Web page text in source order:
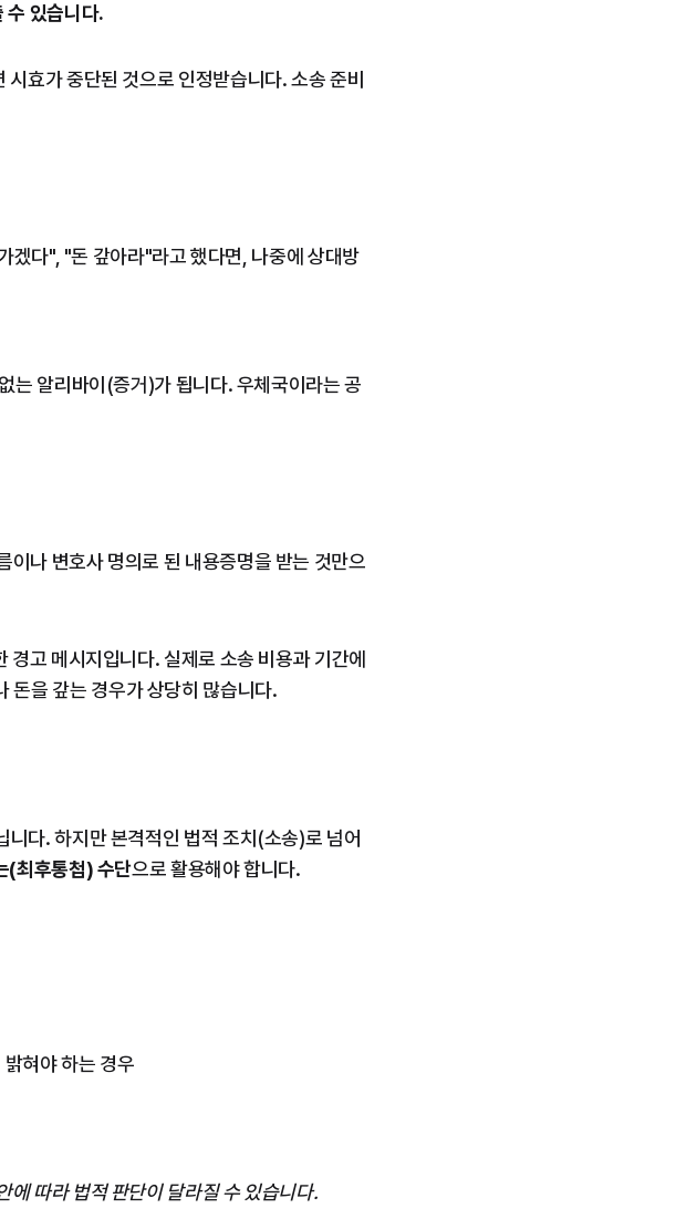
수 있습니다.
효가 중단된 것으로 인정받습니다. 소송 준비
겠다", "돈 갚아라"라고 했다면, 나중에 상대방
는 알리바이(증거)가 됩니다. 우체국이라는 공
이나 변호사 명의로 된 내용증명을 받는 것만으
고 메시지입니다. 실제로 소송 비용과 기간에
돈을 갚는 경우가 상당히 많습니다.
다. 하지만 본격적인 법적 조치(소송)로 넘어
(최후통첩) 수단으로 활용해야 합니다.
혀야 하는 경우
에 따라 법적 판단이 달라질 수 있습니다.